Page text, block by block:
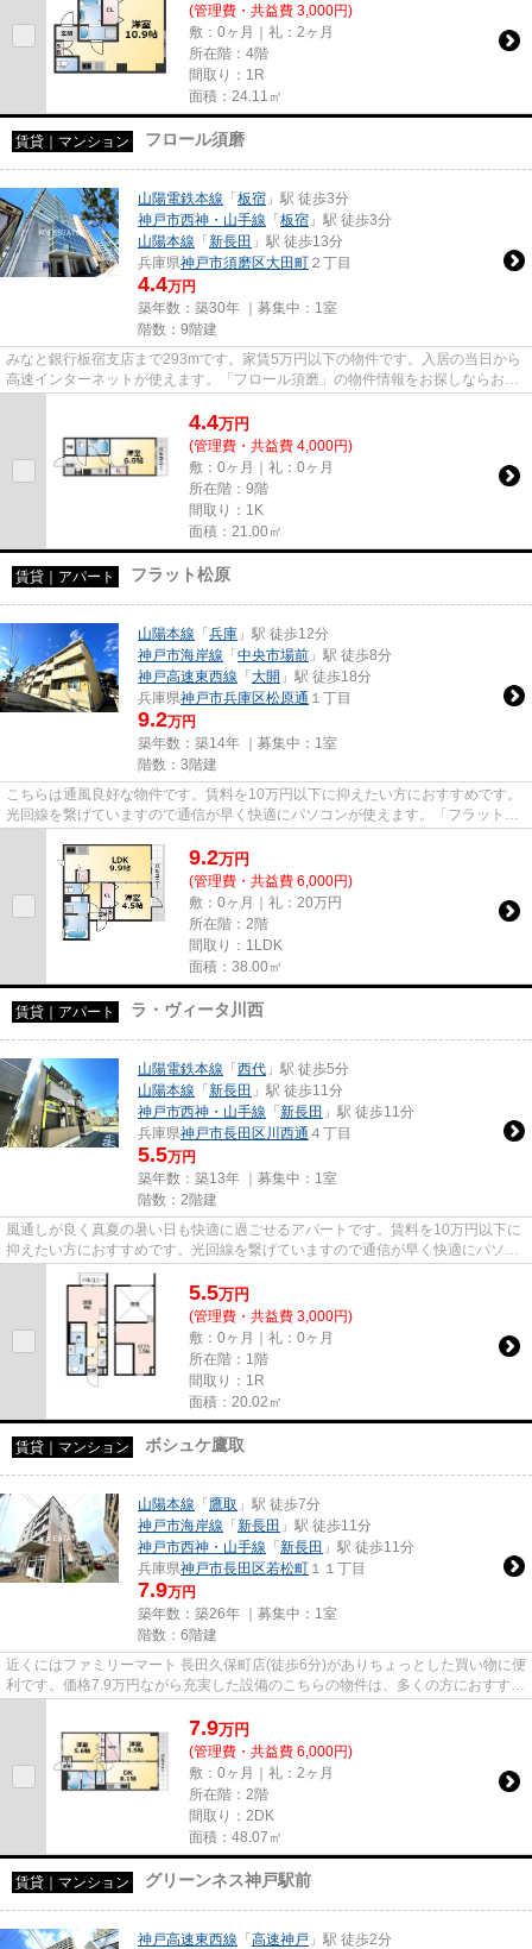
(管理費・共益費 3,000円)
敷：0ヶ月｜礼：2ヶ月
所在階：4階
間取り：1R
面積：24.11㎡
賃貸｜マンション フロール須磨
山陽電鉄本線 「 板宿 」駅 徒歩3分
神戸市西神・山手線 「 板宿 」駅 徒歩3分
山陽本線 「 新長田 」駅 徒歩13分
兵庫県神戸市須磨区大田町 ２丁目
4.4万円
築年数：築30年 ｜募集中： 1室
階数：9階建
みなと銀行板宿支店まで293mです。家賃5万円以下の物件です。入居の当日から
高速インターネットが使えます。「フロール須磨」の物件情報をお探しならお気
4.4万円
(管理費・共益費 4,000円)
敷：0ヶ月｜礼：0ヶ月
所在階：9階
間取り：1K
面積：21.00㎡
賃貸｜アパート フラット松原
山陽本線 「 兵庫 」駅 徒歩12分
神戸市海岸線 「 中央市場前 」駅 徒歩8分
神戸高速東西線 「 大開 」駅 徒歩18分
兵庫県神戸市兵庫区松原通 １丁目
9.2万円
築年数：築14年 ｜募集中： 1室
階数：3階建
こちらは通風良好な物件です。賃料を10万円以下に抑えたい方におすすめです。
光回線を繋げていますので通信が早く快適にパソコンが使えます。「フラット松
9.2万円
(管理費・共益費 6,000円)
敷：0ヶ月｜礼：20万円
所在階：2階
間取り：1LDK
面積：38.00㎡
賃貸｜アパート ラ・ヴィータ川西
山陽電鉄本線 「 西代 」駅 徒歩5分
山陽本線 「 新長田 」駅 徒歩11分
神戸市西神・山手線 「 新長田 」駅 徒歩11分
兵庫県神戸市長田区 川西通 ４丁目
5.5万円
築年数：築13年 ｜募集中： 1室
階数：2階建
風通しが良く真夏の暑い日も快適に過ごせるアパートです。賃料を10万円以下に
抑えたい方におすすめです。光回線を繋げていますので通信が早く快適にパソコ
ンが使えます。新着情報：ラ...
5.5万円
(管理費・共益費 3,000円)
敷：0ヶ月｜礼：0ヶ月
所在階：1階
間取り：1R
面積：20.02㎡
賃貸｜マンション ボシュケ鷹取
山陽本線 「 鷹取 」駅 徒歩7分
神戸市海岸線 「 新長田 」駅 徒歩11分
神戸市西神・山手線 「 新長田 」駅 徒歩11分
兵庫県神戸市長田区若松町 １１丁目
7.9万円
築年数：築26年 ｜募集中： 1室
階数：6階建
近くにはファミリーマート 長田久保町店(徒歩6分)がありちょっとした買い物に便
利です。価格7.9万円ながら充実した設備のこちらの物件は、多くの方におすすめ
7.9万円
(管理費・共益費 6,000円)
敷：0ヶ月｜礼：2ヶ月
所在階：2階
間取り：2DK
面積：48.07㎡
賃貸｜マンション グリーンネス神戸駅前
神戸高速東西線 「 高速神戸 」駅 徒歩2分